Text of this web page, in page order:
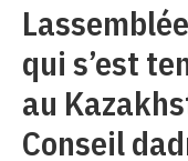
qui s’est
au
Conseil